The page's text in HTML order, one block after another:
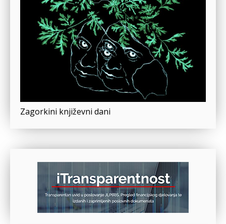
Zagorkini književni dani